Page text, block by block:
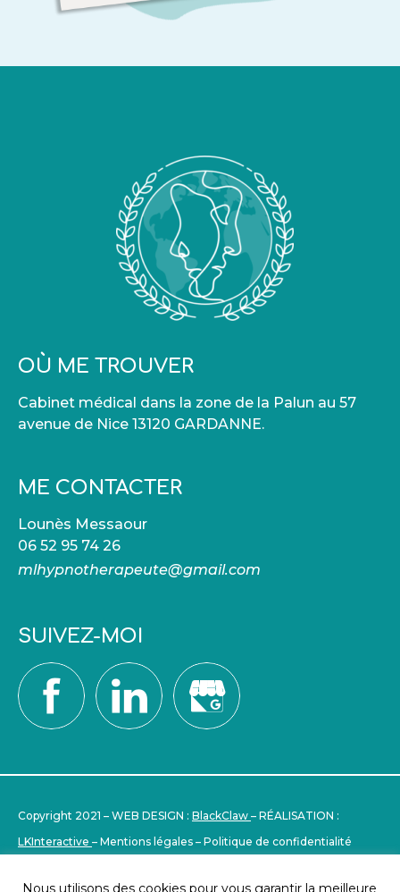
OÙ ME TROUVER
Cabinet médical dans la zone de la Palun au 57
avenue de Nice 13120 GARDANNE.
ME CONTACTER
Lounès Messaour
06 52 95 74 26
mlhypnotherapeute@gmail.com
SUIVEZ-MOI
Copyright 2021 – WEB DESIGN : BlackClaw – RÉALISATION :
LKInteractive – Mentions légales – Politique de confidentialité
Nous utilisons des cookies pour vous garantir la meilleure